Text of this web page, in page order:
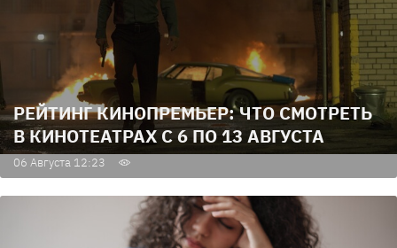
РЕЙТИНГ КИНОПРЕМЬЕР: ЧТО СМОТРЕТЬ
В КИНОТЕАТРАХ С 6 ПО 13 АВГУСТА
06 Августа 12:23